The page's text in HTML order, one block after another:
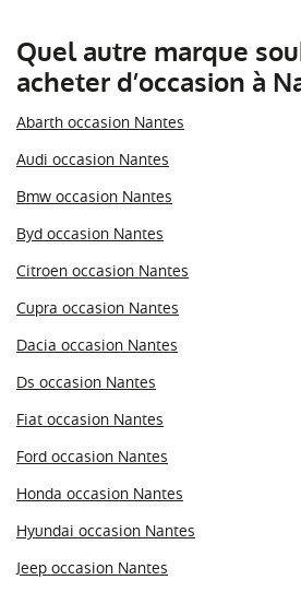
Quel autre marque
acheter d’occasion à
Abarth occasion Nantes
Audi occasion Nantes
Bmw occasion Nantes
Byd occasion Nantes
Citroen occasion Nantes
Cupra occasion Nantes
Dacia occasion Nantes
Ds occasion Nantes
Fiat occasion Nantes
Ford occasion Nantes
Honda occasion Nantes
Hyundai occasion Nantes
Jeep occasion Nantes